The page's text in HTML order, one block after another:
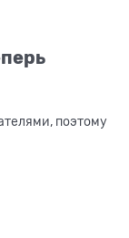
поэтому